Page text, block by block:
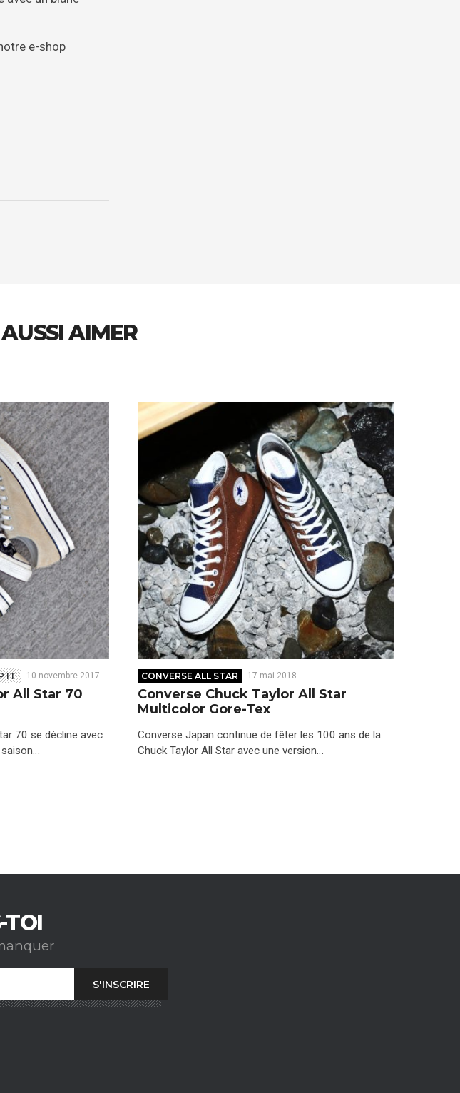
e-shop
AIMER
IT 10 novembre 2017
All Star 70
70 se décline avec
saison…
CONVERSE ALL STAR 17 mai 2018
Converse Chuck Taylor All Star
Multicolor Gore-Tex
Converse Japan continue de fêter les 100 ans de la
Chuck Taylor All Star avec une version…
TOI